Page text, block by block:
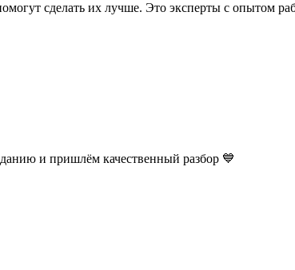
сделать их лучше. Это эксперты с опытом
и пришлём качественный разбор 💙